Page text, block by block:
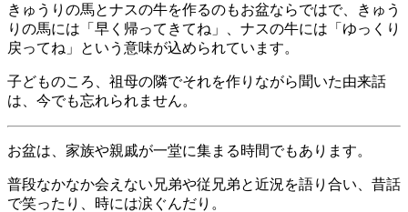
きゅうりの馬とナスの牛を作るのもお盆ならではで、きゅう
りの馬には「早く帰ってきてね」、ナスの牛には「ゆっくり
戻ってね」という意味が込められています。
子どものころ、祖母の隣でそれを作りながら聞いた由来話
は、今でも忘れられません。
お盆は、家族や親戚が一堂に集まる時間でもあります。
普段なかなか会えない兄弟や従兄弟と近況を語り合い、昔話
で笑ったり、時には涙ぐんだり。